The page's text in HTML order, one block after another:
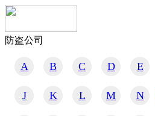
防盗公司
A B C D E
J K L M N